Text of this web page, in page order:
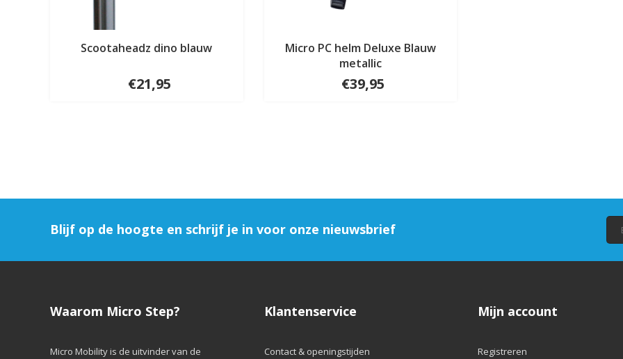
Scootaheadz dino blauw
€21,95
Micro PC helm Deluxe Blauw
metallic
€39,95
Blijf op de hoogte en schrijf je in voor onze nieuwsbrief
Waarom Micro Step?
Micro Mobility is de uitvinder van de
Klantenservice
Contact & openingstijden
Mijn account
Registreren